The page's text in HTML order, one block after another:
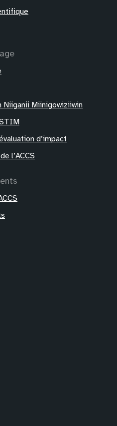
Niiganii Miinigowiziiwin
d’impact
l’ACCS